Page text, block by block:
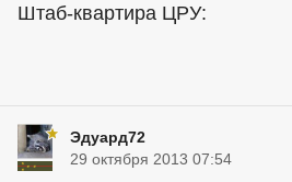
Штаб-квартира ЦРУ:
Эдуард72
29 октября 2013 07:54